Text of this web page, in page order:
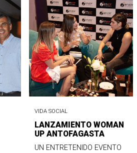
VIDA SOCIAL
LANZAMIENTO WOMAN
UP ANTOFAGASTA
UN ENTRETENIDO EVENTO